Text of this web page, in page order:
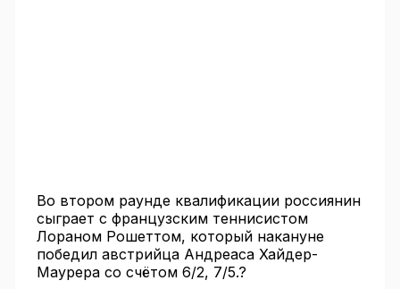
Во втором раунде квалификации россиянин
сыграет с французским теннисистом
Лораном Рошеттом, который накануне
победил австрийца Андреаса Хайдер-
Маурера со счётом 6/2, 7/5.?